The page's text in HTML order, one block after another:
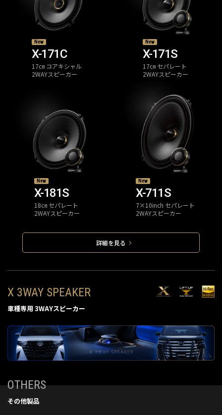
New
X-171C
17㎝ コアキシャル
2WAYスピーカー
New
X-171S
17㎝ セパレート
2WAYスピーカー
New
X-181S
18㎝ セパレート
2WAYスピーカー
New
X-711S
7×10inch セパレート
2WAYスピーカー
詳細を見る
X 3WAY SPEAKER
車種専用 3WAYスピーカー
OTHERS
その他製品